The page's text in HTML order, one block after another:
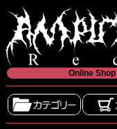
Online Shop